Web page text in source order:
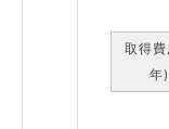
取得費
年)